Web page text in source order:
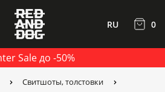
Sale до -50%
RU 0
Свитшоты, толстовки